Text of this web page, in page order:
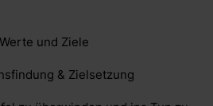
und Ziele
& Zielsetzung